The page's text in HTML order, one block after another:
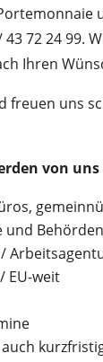
72 24 99.
Ihren
freuen uns
von
und Behörden
EU-weit